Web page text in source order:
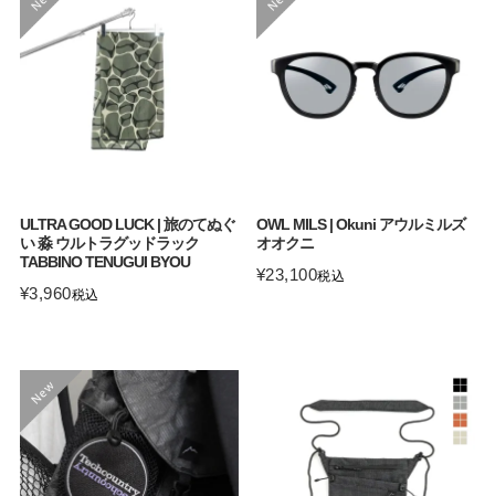
ULTRA GOOD LUCK | 旅のてぬぐ
い 淼 ウルトラグッドラック
TABBINO TENUGUI BYOU
¥3,960税込
OWL MILS | Okuni アウルミルズ
オオクニ
¥23,100税込